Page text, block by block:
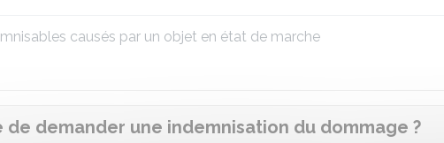
causés par un objet en état de marche
de demander une indemnisation du dommage ?